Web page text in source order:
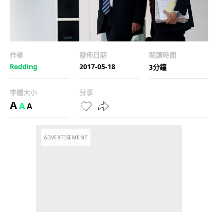
作者
Redding
發佈日期
2017-05-18
閱讀時間
3分鐘
字體大小
AAA
分享
ADVERTISEMENT